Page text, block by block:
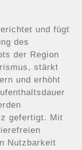
und fügt
des
der Region
stärkt
und erhöht
gefertigt. Mit
Nutzbarkeit